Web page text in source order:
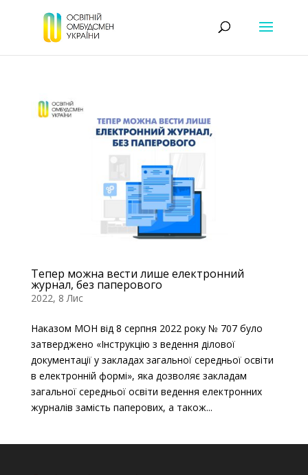
Тепер можна вести лише електронний
журнал, без паперового
2022, 8 Лис
Наказом МОН від 8 серпня 2022 року № 707 було
затверджено «Інструкцію з ведення ділової
документації у закладах загальної середньої освіти
в електронній формі», яка дозволяє закладам
загальної середньої освіти ведення електронних
журналів замість паперових, а також...